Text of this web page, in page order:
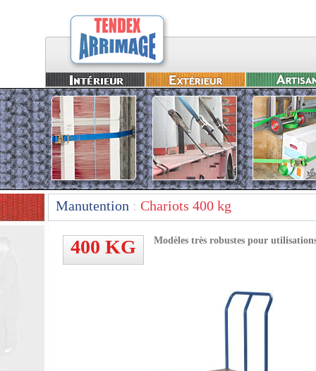
Manutention : Chariots 400 kg
400 KG Modèles très robustes pour